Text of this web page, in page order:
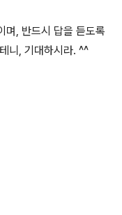
며, 반드시 답을 듣도록
니, 기대하시라. ^^